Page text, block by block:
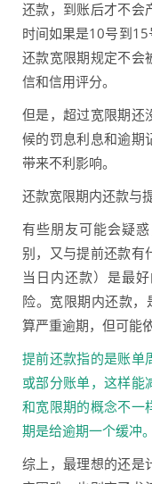
还款，到账后才不会
时间如果是10号到
还款宽限期规定不会
信和信用评分。
但是，超过宽限期还
候的罚息利息和逾期
带来不利影响。
还款宽限期内还款与
有些朋友可能会疑
别，又与提前还款有
当日内还款）是最
险。宽限期内还款，
算严重逾期，但可能
提前还款指的是账单
或部分账单，这样能
和宽限期的概念不一
期是给逾期一个缓冲。
综上，最理想的还是